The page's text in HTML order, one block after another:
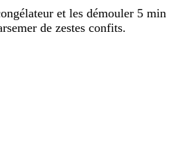
et les démouler 5 min
de zestes confits.